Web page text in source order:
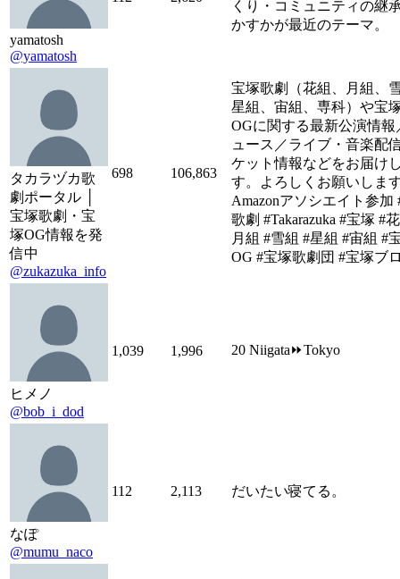
yamatosh
@yamatosh
くり・コミュニティの継
かすかが最近のテーマ。
タカラヅカ歌
劇ポータル │
宝塚歌劇・宝
塚OG情報を発
信中
@zukazuka_info
698 106,863
宝塚歌劇（花組、月組、
星組、宙組、専科）や宝
OGに関する最新公演情報
ュース／ライブ・音楽配
ケット情報などをお届け
す。よろしくお願いしま
Amazonアソシエイト参加
歌劇 #Takarazuka #宝塚 #
月組 #雪組 #星組 #宙組 #
OG #宝塚歌劇団 #宝塚ブ
ヒメノ
@bob_i_dod
1,039 1,996 20 Niigata⏩Tokyo
なぽ
@mumu_naco
112 2,113 だいたい寝てる。